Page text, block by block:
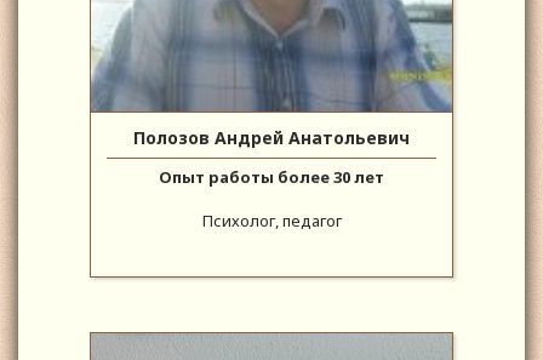
Полозов Андрей Анатольевич
Опыт работы более 30 лет
Психолог, педагог